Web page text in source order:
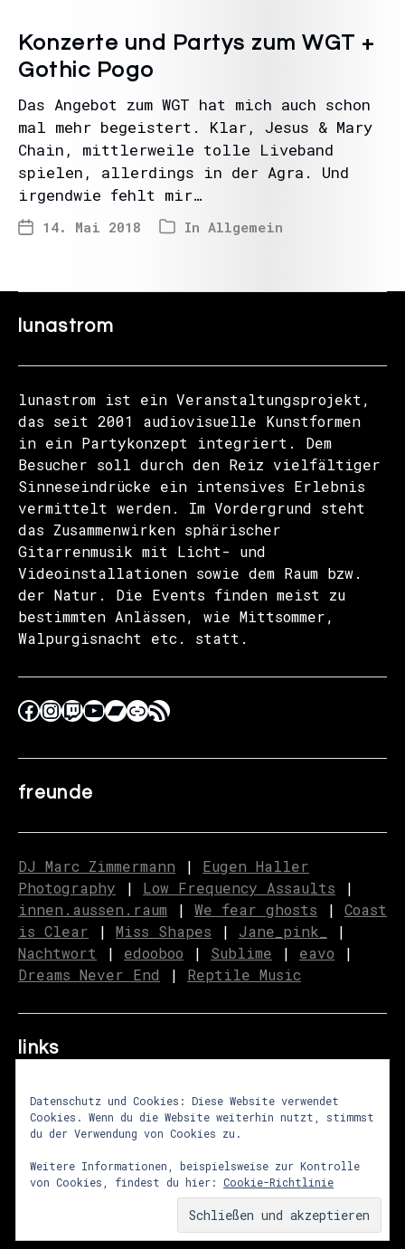
Konzerte und Partys zum WGT +
Gothic Pogo
Das Angebot zum WGT hat mich auch schon
mal mehr begeistert. Klar, Jesus & Mary
Chain, mittlerweile tolle Liveband
spielen, allerdings in der Agra. Und
irgendwie fehlt mir…
14. Mai 2018 In Allgemein
lunastrom
lunastrom ist ein Veranstaltungsprojekt,
das seit 2001 audiovisuelle Kunstformen
in ein Partykonzept integriert. Dem
Besucher soll durch den Reiz vielfältiger
Sinneseindrücke ein intensives Erlebnis
vermittelt werden. Im Vordergrund steht
das Zusammenwirken sphärischer
Gitarrenmusik mit Licht- und
Videoinstallationen sowie dem Raum bzw.
der Natur. Die Events finden meist zu
bestimmten Anlässen, wie Mittsommer,
Walpurgisnacht etc. statt.
freunde
DJ Marc Zimmermann | Eugen Haller
Photography | Low Frequency Assaults |
innen.aussen.raum | We fear ghosts | Coast
is Clear | Miss Shapes | Jane_pink_
|
Nachtwort | edooboo | Sublime | eavo |
Dreams Never End | Reptile Music
links
über uns | presse|newsletter
impressum|datenschutz |
Theme vonAnders Norén
Datenschutz und Cookies: Diese Website verwendet
Cookies. Wenn du die Website weiterhin nutzt, stimmst
du der Verwendung von Cookies zu.
Weitere Informationen, beispielsweise zur Kontrolle
von Cookies, findest du hier: Cookie-Richtlinie